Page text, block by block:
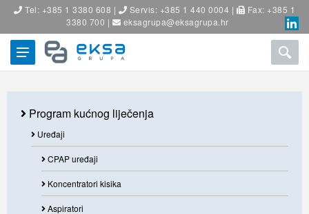
Tel: +385 1 3380 608 | Servis: +385 1 440 0004 |
Fax: +385 1
3380 700 |
eksagrupa@eksagrupa.hr
Program kućnog liječenja
Uređaji
CPAP uređaji
Koncentratori kisika
Aspiratori